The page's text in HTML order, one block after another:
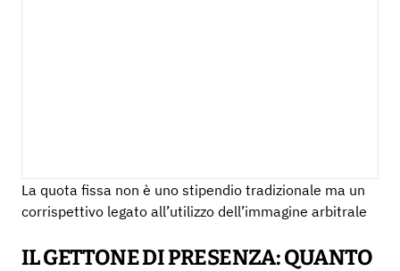
La quota fissa non è uno stipendio tradizionale ma un
corrispettivo legato all’utilizzo dell’immagine arbitrale
IL GETTONE DI PRESENZA: QUANTO